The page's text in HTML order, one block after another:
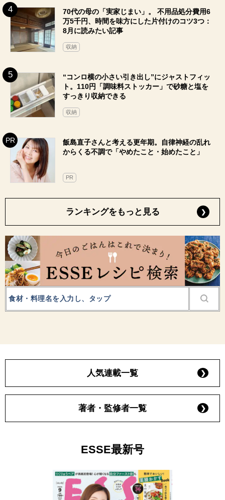
70代の母の「実家じまい」。 不用品処分費用6
万5千円、時間を味方にした片付けのコツ3つ：
8月に読みたい記事
収納
“コンロ横の小さい引き出し”にジャストフィッ
ト。110円「調味料ストッカー」で砂糖と塩を
すっきり収納できる
収納
飯島直子さんと考える更年期。自律神経の乱れ
からくる不調で「やめたこと・始めたこと」
PR
ランキングをもっと見る
人気連載一覧
著者・監修者一覧
ESSE最新号